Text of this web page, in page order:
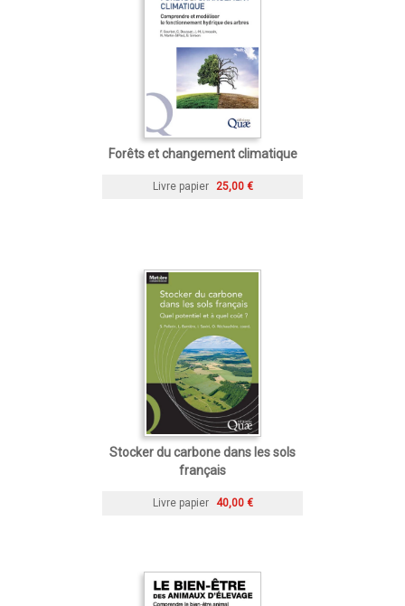
Forêts et changement climatique
Livre papier 25,00 €
Stocker du carbone dans les sols
français
Livre papier 40,00 €